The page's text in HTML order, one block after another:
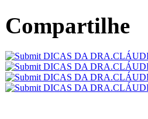
Compartilhe